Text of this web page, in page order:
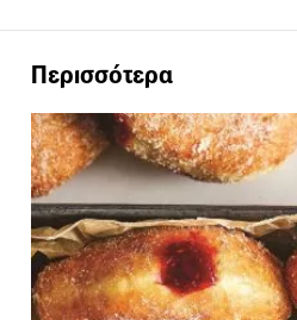
Περισσότερα